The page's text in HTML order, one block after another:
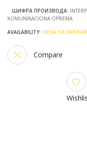
ШИФРА ПРОИЗВОДА:
KOMUNIKACIONA OPREMA
Compare
НЕМА НА